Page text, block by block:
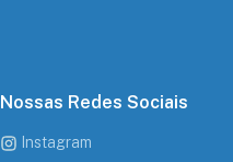
Nossas Redes Sociais
Instagram